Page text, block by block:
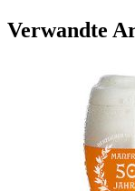
Verwandte